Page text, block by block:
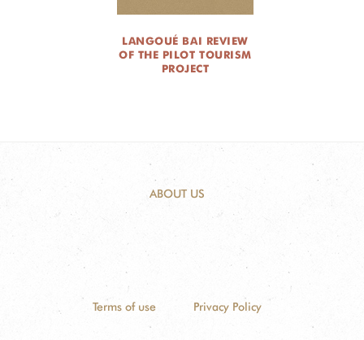
LANGOUÉ BAI REVIEW
OF THE PILOT TOURISM
PROJECT
ABOUT US
Terms of use Privacy Policy